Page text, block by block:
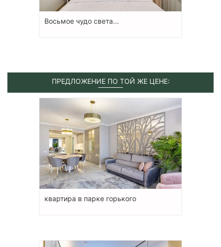
Восьмое чудо света...
ПРЕДЛОЖЕНИЕ ПО ТОЙ ЖЕ ЦЕНЕ:
квартира в парке горького